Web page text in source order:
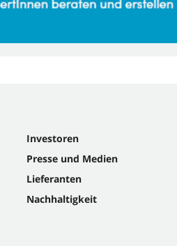
Investoren
Presse und Medien
Lieferanten
Nachhaltigkeit